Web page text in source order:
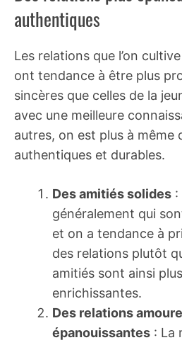
authentiques
Les relations que l’on
ont tendance à être plus
sincères que celles de la
avec une meilleure
autres, on est plus à même
authentiques et durables.
Des amitiés solides :
généralement qui
et on a tendance à
des relations plutôt
amitiés sont ainsi
enrichissantes.
Des relations
épanouissantes : La